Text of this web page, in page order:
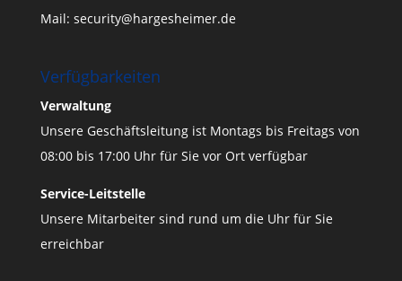
Mail: security@hargesheimer.de
Verfügbarkeiten
Verwaltung
Unsere Geschäftsleitung ist Montags bis Freitags von
08:00 bis 17:00 Uhr für Sie vor Ort verfügbar
Service-Leitstelle
Unsere Mitarbeiter sind rund um die Uhr für Sie
erreichbar